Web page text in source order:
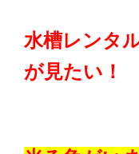
水槽レンタ
が見たい！